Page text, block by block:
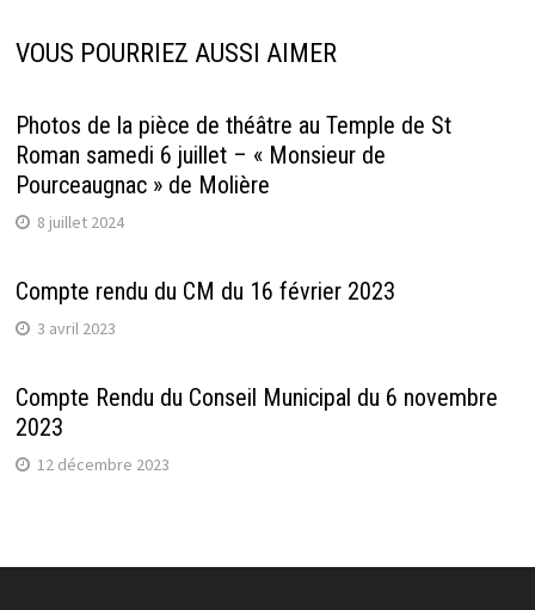
VOUS POURRIEZ AUSSI AIMER
Photos de la pièce de théâtre au Temple de St
Roman samedi 6 juillet – « Monsieur de
Pourceaugnac » de Molière
8 juillet 2024
Compte rendu du CM du 16 février 2023
3 avril 2023
Compte Rendu du Conseil Municipal du 6 novembre
2023
12 décembre 2023